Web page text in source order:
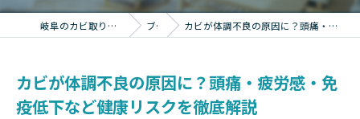
岐阜のカビ取りならカビバスターズ岐阜 ブログ カビが体調不良の原因に？頭痛・疲労感・免疫低下など健康リスクを徹底解説
カビが体調不良の原因に？頭痛・疲労感・免
疫低下など健康リスクを徹底解説